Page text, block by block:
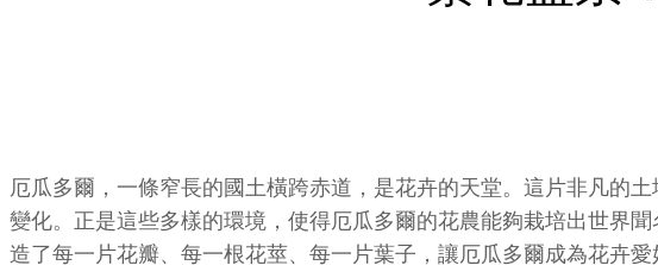
厄瓜多爾，一條窄長的國土橫跨赤道，是花卉的天堂。這片非凡的
變化。正是這些多樣的環境，使得厄瓜多爾的花農能夠栽培出世界
造了每一片花瓣、每一根花莖、每一片葉子，讓厄瓜多爾成為花卉愛